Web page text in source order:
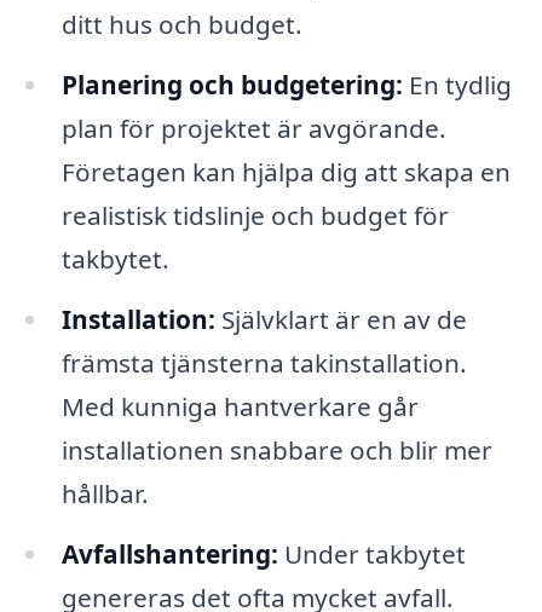
ditt hus och budget.
Planering och budgetering: En tydlig
plan för projektet är avgörande.
Företagen kan hjälpa dig att skapa en
realistisk tidslinje och budget för
takbytet.
Installation: Självklart är en av de
främsta tjänsterna takinstallation.
Med kunniga hantverkare går
installationen snabbare och blir mer
hållbar.
Avfallshantering: Under takbytet
genereras det ofta mycket avfall.